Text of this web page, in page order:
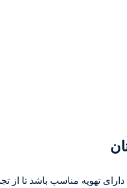
تهویه مناسب باشد تا از